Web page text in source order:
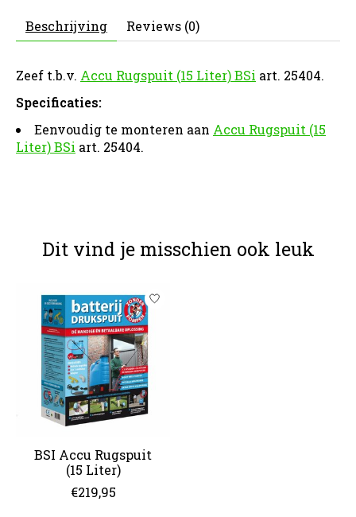
Beschrijving Reviews (0)
Zeef t.b.v. Accu Rugspuit (15 Liter) BSi art. 25404.
Specificaties:
Eenvoudig te monteren aan Accu Rugspuit (15
Liter) BSi art. 25404.
Dit vind je misschien ook leuk
Items van productcarrousel
BSI Accu Rugspuit
(15 Liter)
€219,95